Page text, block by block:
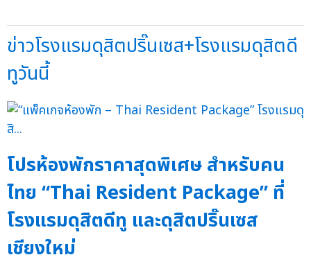
ข่าวโรงแรมดุสิตปริ๊นเซส+โรงแรมดุสิตดี
ทูวันนี้
โปรห้องพักราคาสุดพิเศษ สำหรับคน
ไทย “Thai Resident Package” ที่
โรงแรมดุสิตดีทู และดุสิตปริ๊นเซส
เชียงใหม่